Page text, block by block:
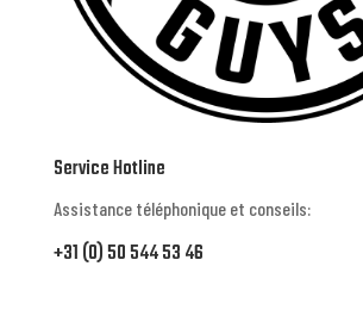
Service Hotline
Assistance téléphonique et conseils:
+31 (0) 50 544 53 46